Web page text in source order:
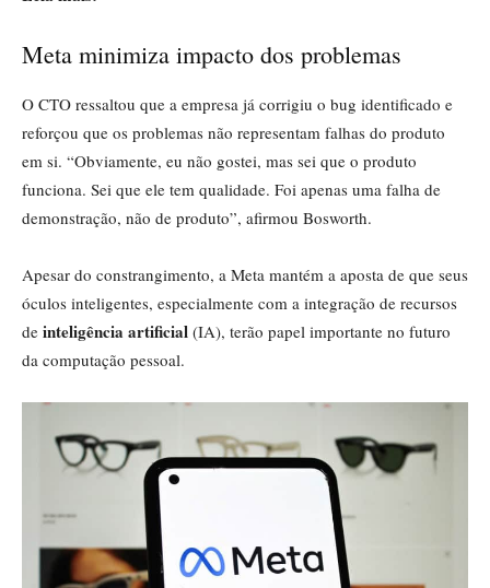
Meta minimiza impacto dos problemas
O CTO ressaltou que a empresa já corrigiu o bug identificado e
reforçou que os problemas não representam falhas do produto
em si. “Obviamente, eu não gostei, mas sei que o produto
funciona. Sei que ele tem qualidade. Foi apenas uma falha de
demonstração, não de produto”, afirmou Bosworth.
Apesar do constrangimento, a Meta mantém a aposta de que seus
óculos inteligentes, especialmente com a integração de recursos
de inteligência artificial (IA), terão papel importante no futuro
da computação pessoal.